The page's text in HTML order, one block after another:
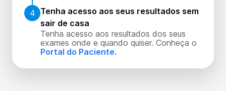
4 Tenha acesso aos seus resultados sem
sair de casa
Tenha acesso aos resultados dos seus
exames onde e quando quiser. Conheça o
Portal do Paciente.